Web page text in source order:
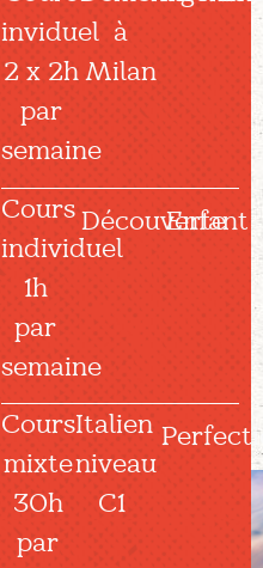
inviduel
2 x 2h
par
semaine
à
Milan
Cours
individuel
1h
par
semaine
Découverte
Enfant
Cours
mixte
30h
par
Italien
niveau
C1